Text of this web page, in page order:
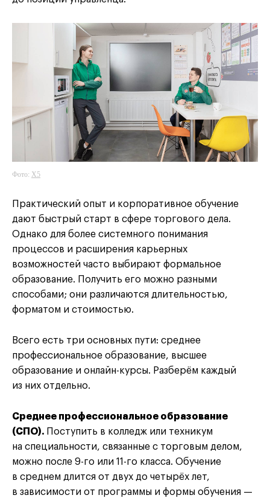
Фото: X5
Практический опыт и корпоративное обучение
дают быстрый старт в сфере торгового дела.
Однако для более системного понимания
процессов и расширения карьерных
возможностей часто выбирают формальное
образование. Получить его можно разными
способами; они различаются длительностью,
форматом и стоимостью.
Всего есть три основных пути: среднее
профессиональное образование, высшее
образование и онлайн-курсы. Разберём каждый
из них отдельно.
Среднее профессиональное образование
(СПО). Поступить в колледж или техникум
на специальности, связанные с торговым делом,
можно после 9-го или 11-го класса. Обучение
в среднем длится от двух до четырёх лет,
в зависимости от программы и формы обучения —